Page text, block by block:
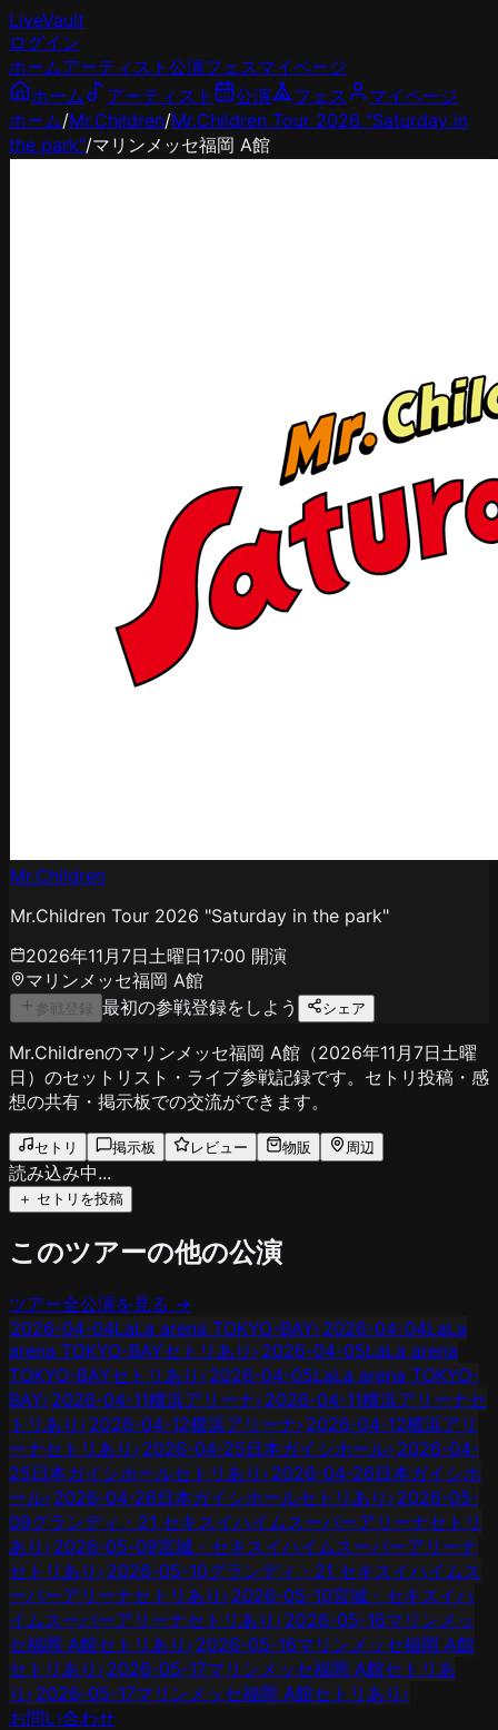
LiveVault
ログイン
ホームアーティスト 公演フェスマイページ
ホーム
アーティスト 公演 フェス
マイページ
ホーム/Mr.Children/Mr.Children Tour 2026 "Saturday in
the park"/マリンメッセ福岡 A館
Mr.Children
Mr.Children Tour 2026 "Saturday in the park"
2026年11月7日土曜日17:00 開演
マリンメッセ福岡 A館
参戦登録 最初の参戦登録をしよう シェア
Mr.Childrenのマリンメッセ福岡 A館（2026年11月7日土曜
日）のセットリスト・ライブ参戦記録です。セトリ投稿・感
想の共有・掲示板での交流ができます。
セトリ 掲示板 レビュー 物販 周辺
読み込み中...
＋ セトリを投稿
このツアーの他の公演
ツアー全公演を見る →
2026-04-04LaLa arena TOKYO-BAY› 2026-04-04LaLa
arena TOKYO-BAYセトリあり › 2026-04-05LaLa arena
TOKYO-BAYセトリあり › 2026-04-05LaLa arena TOKYO-
BAY› 2026-04-11横浜アリーナ› 2026-04-11横浜アリーナセ
トリあり › 2026-04-12横浜アリーナ› 2026-04-12横浜アリ
ーナセトリあり › 2026-04-25日本ガイシホール› 2026-04-
25日本ガイシホールセトリあり › 2026-04-26日本ガイシホ
ール› 2026-04-26日本ガイシホールセトリあり › 2026-05-
09グランディ・21 セキスイハイムスーパーアリーナセトリ
あり › 2026-05-09宮城・セキスイハイムスーパーアリーナ
セトリあり › 2026-05-10グランディ・21 セキスイハイムス
ーパーアリーナセトリあり › 2026-05-10宮城・セキスイハ
イムスーパーアリーナセトリあり › 2026-05-16マリンメッ
セ福岡 A館セトリあり › 2026-05-16マリンメッセ福岡 A館
セトリあり › 2026-05-17マリンメッセ福岡 A館セトリあ
り › 2026-05-17マリンメッセ福岡 A館セトリあり ›
お問い合わせ